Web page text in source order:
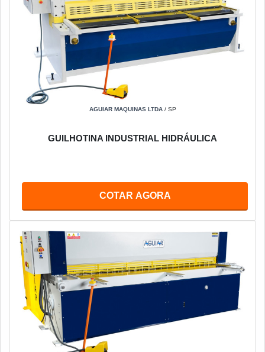
AGUIAR MAQUINAS LTDA/ SP
GUILHOTINA INDUSTRIAL HIDRÁULICA
COTAR AGORA